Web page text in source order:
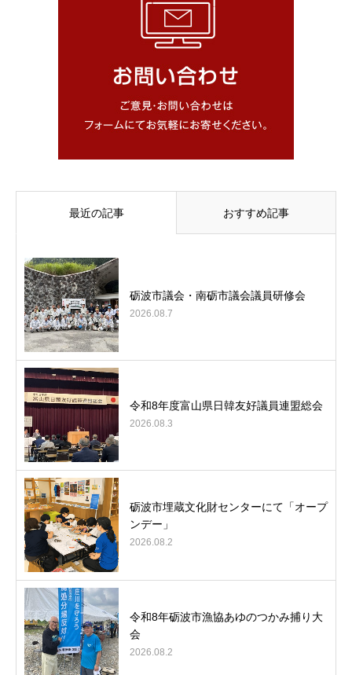
最近の記事 おすすめ記事
砺波市議会・南砺市議会議員研修会
2026.08.7
令和8年度富山県日韓友好議員連盟総会
2026.08.3
砺波市埋蔵文化財センターにて「オープ
ンデー」
2026.08.2
令和8年砺波市漁協あゆのつかみ捕り大
会
2026.08.2